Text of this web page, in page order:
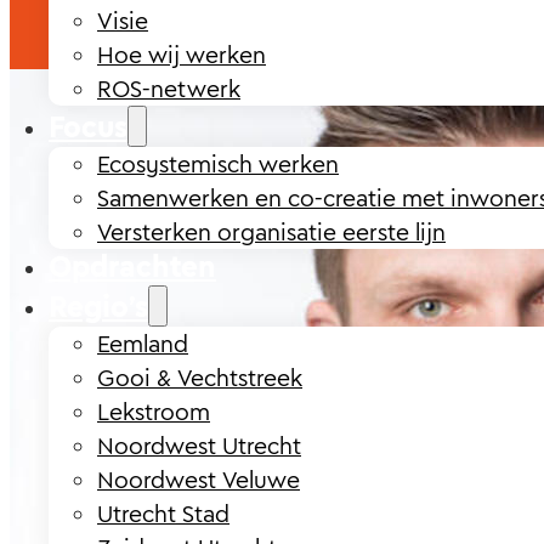
Visie
Hoe wij werken
ROS-netwerk
Ecosystemisch werken
Samenwerken en co-creatie met
Versterken organisatie eerste lijn
Eemland
Gooi & Vechtstreek
Lekstroom
Noordwest Utrecht
Noordwest Veluwe
Utrecht Stad